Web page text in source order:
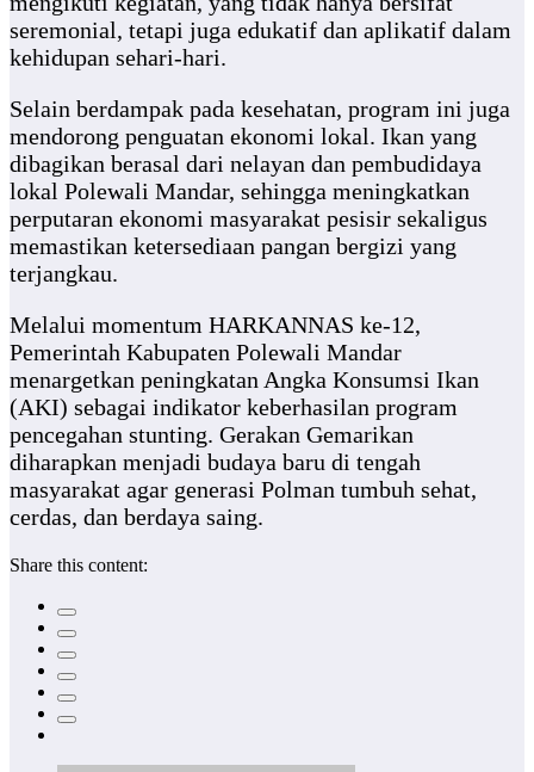
seremonial, tetapi juga edukatif dan aplikatif dalam
kehidupan sehari-hari.
Selain berdampak pada kesehatan, program ini juga
mendorong penguatan ekonomi lokal. Ikan yang
dibagikan berasal dari nelayan dan pembudidaya
lokal Polewali Mandar, sehingga meningkatkan
perputaran ekonomi masyarakat pesisir sekaligus
memastikan ketersediaan pangan bergizi yang
terjangkau.
Melalui momentum HARKANNAS ke-12,
Pemerintah Kabupaten Polewali Mandar
menargetkan peningkatan Angka Konsumsi Ikan
(AKI) sebagai indikator keberhasilan program
pencegahan stunting. Gerakan Gemarikan
diharapkan menjadi budaya baru di tengah
masyarakat agar generasi Polman tumbuh sehat,
cerdas, dan berdaya saing.
Share this content: